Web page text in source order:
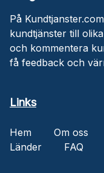
På
kundtjänster till
och kommentera
få feedback och
Links
Hem Om oss
Länder
FAQ